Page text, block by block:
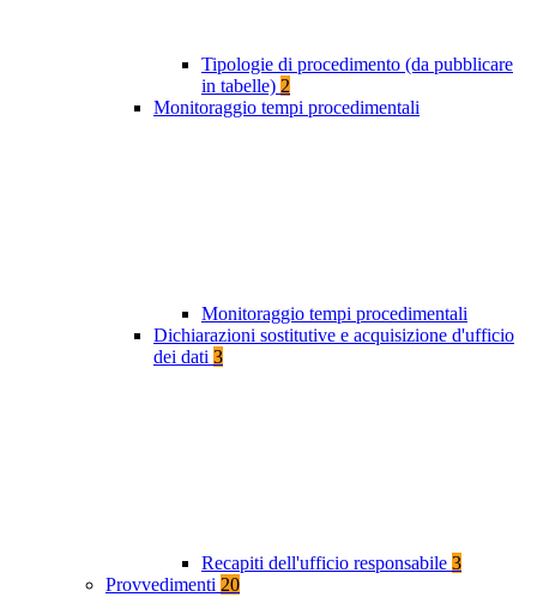
Tipologie di procedimento (da pubblicare
in tabelle) 2
Monitoraggio tempi procedimentali
Monitoraggio tempi procedimentali
Dichiarazioni sostitutive e acquisizione d'ufficio
dei dati 3
Recapiti dell'ufficio responsabile 3
Provvedimenti 20